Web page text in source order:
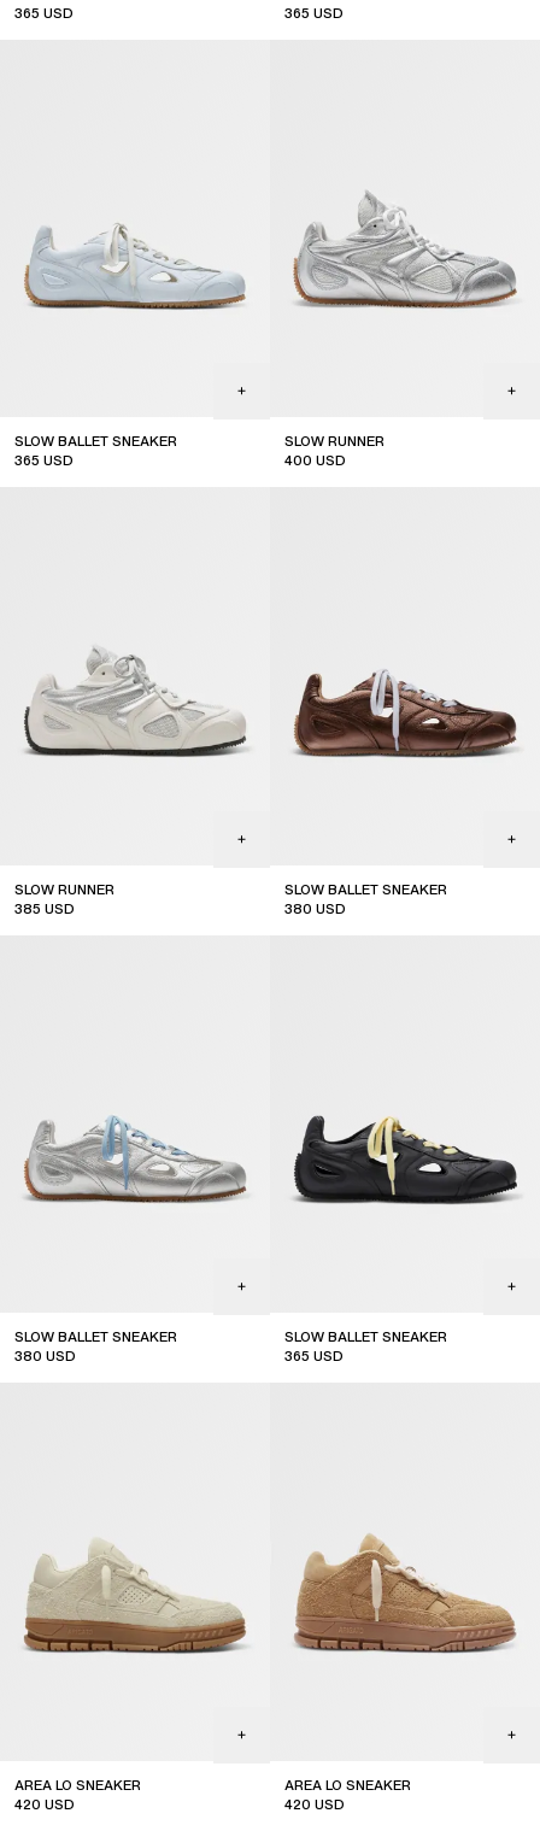
365 USD
365 USD
SLOW BALLET SNEAKER
365 USD
SLOW RUNNER
400 USD
SLOW RUNNER
385 USD
SLOW BALLET SNEAKER
380 USD
SLOW BALLET SNEAKER
380 USD
SLOW BALLET SNEAKER
365 USD
AREA LO SNEAKER
420 USD
AREA LO SNEAKER
420 USD